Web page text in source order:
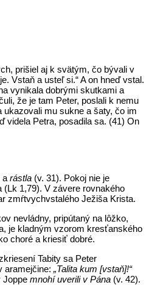
prišiel aj k svätým, čo bývali v
Vstaň a usteľ si.“ A on hneď vstal.
vynikala dobrými skutkami a
že je tam Peter, poslali k nemu
ukazovali mu sukne a šaty, čo im
videla Petra, posadila sa. (41) On
a rástla (v. 31). Pokoj nie je
(Lk 1,79). V závere rovnakého
zmŕtvychvstalého Ježiša Krista.
nevládny, pripútaný na lôžko,
je kladným vzorom kresťanského
choré a kriesiť dobré.
Tabity sa Peter
aramejčine: „Talita kum [vstaň]!“
Joppe mnohí uverili v Pána (v. 42).